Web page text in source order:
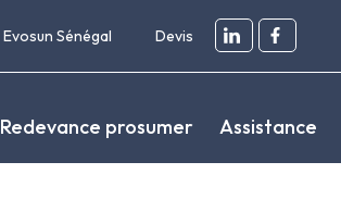
Evosun Sénégal Devis
Redevance prosumer Assistance